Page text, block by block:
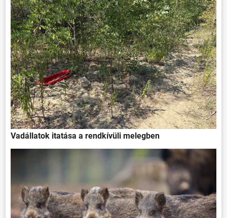
Vadállatok itatása a rendkívüli melegben